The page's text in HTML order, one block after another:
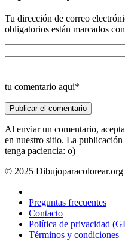
Tu dirección de correo
obligatorios están marcados con
tu comentario aqui*
Al enviar un comentario,
en nuestro sitio. La
tenga paciencia: o)
© 2025 Dibujoparacolorear.org
Preguntas frecuentes
Contacto
Política de privacidad
Términos y condiciones